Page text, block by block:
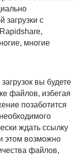
загрузки с
многие
вы будете
файлов, избегая
позаботится
ждать ссылку
этом возможно
файлов,